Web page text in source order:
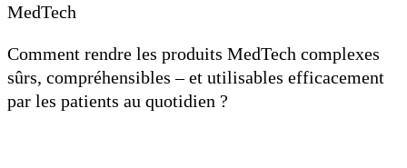
MedTech
Comment rendre les produits MedTech complexes
sûrs, compréhensibles – et utilisables efficacement
par les patients au quotidien ?